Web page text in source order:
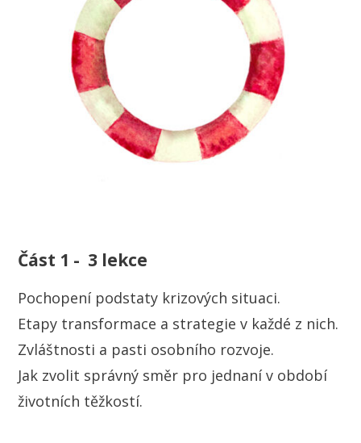
Část 1 - 3 lekce
Pochopení podstaty krizových situaci.
Etapy transformace a strategie v každé z nich.
Zvláštnosti a pasti osobního rozvoje.
Jak zvolit správný směr pro jednaní v období
životních těžkostí.